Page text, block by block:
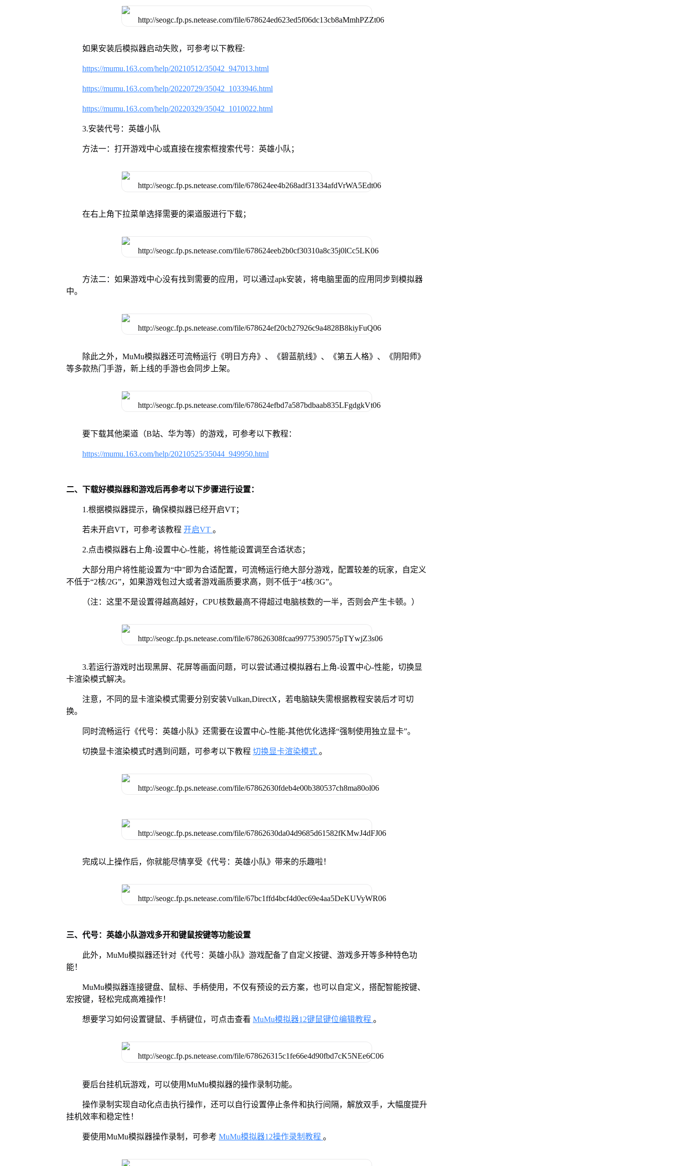
如果安装后模拟器启动失败，可参考以下教程:
https://mumu.163.com/help/20210512/35042_947013.html
https://mumu.163.com/help/20220729/35042_1033946.html
https://mumu.163.com/help/20220329/35042_1010022.html
3.安装代号：英雄小队
方法一：打开游戏中心或直接在搜索框搜索代号：英雄小队；
在右上角下拉菜单选择需要的渠道服进行下载；
方法二：如果游戏中心没有找到需要的应用，可以通过apk安装，将电脑里面的应用同步到模拟器
中。
除此之外，MuMu模拟器还可流畅运行《明日方舟》、《碧蓝航线》、《第五人格》、《阴阳师》
等多款热门手游，新上线的手游也会同步上架。
要下载其他渠道（B站、华为等）的游戏，可参考以下教程：
https://mumu.163.com/help/20210525/35044_949950.html
二、下载好模拟器和游戏后再参考以下步骤进行设置：
1.根据模拟器提示，确保模拟器已经开启VT；
若未开启VT，可参考该教程 开启VT 。
2.点击模拟器右上角-设置中心-性能，将性能设置调至合适状态；
大部分用户将性能设置为“中”即为合适配置，可流畅运行绝大部分游戏，配置较差的玩家，自定义
不低于“2核/2G”，如果游戏包过大或者游戏画质要求高，则不低于“4核/3G”。
（注：这里不是设置得越高越好，CPU核数最高不得超过电脑核数的一半，否则会产生卡顿。）
3.若运行游戏时出现黑屏、花屏等画面问题，可以尝试通过模拟器右上角-设置中心-性能，切换显
卡渲染模式解决。
注意，不同的显卡渲染模式需要分别安装Vulkan,DirectX，若电脑缺失需根据教程安装后才可切
换。
同时流畅运行《代号：英雄小队》还需要在设置中心-性能-其他优化选择“强制使用独立显卡”。
切换显卡渲染模式时遇到问题，可参考以下教程 切换显卡渲染模式 。
完成以上操作后，你就能尽情享受《代号：英雄小队》带来的乐趣啦！
三、代号：英雄小队游戏多开和键鼠按键等功能设置
此外，MuMu模拟器还针对《代号：英雄小队》游戏配备了自定义按键、游戏多开等多种特色功
能！
MuMu模拟器连接键盘、鼠标、手柄使用，不仅有预设的云方案，也可以自定义，搭配智能按键、
宏按键，轻松完成高难操作！
想要学习如何设置键鼠、手柄键位，可点击查看 MuMu模拟器12键鼠键位编辑教程 。
要后台挂机玩游戏，可以使用MuMu模拟器的操作录制功能。
操作录制实现自动化点击执行操作，还可以自行设置停止条件和执行间隔，解放双手，大幅度提升
挂机效率和稳定性！
要使用MuMu模拟器操作录制，可参考 MuMu模拟器12操作录制教程 。